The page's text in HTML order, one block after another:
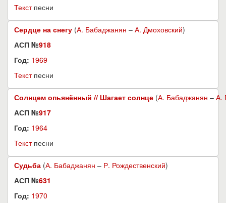
Текстпесни
Сердце на снегу (А. Бабаджанян – А. Дмоховский)
АСП №918
Год: 1969
Текстпесни
Солнцем опьянённый // Шагает солнце (А. Бабаджанян – А.
АСП №917
Год: 1964
Текстпесни
Судьба (А. Бабаджанян – Р. Рождественский)
АСП №631
Год: 1970